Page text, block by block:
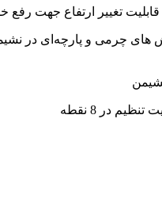
های چرمی و پارچه‌ای در